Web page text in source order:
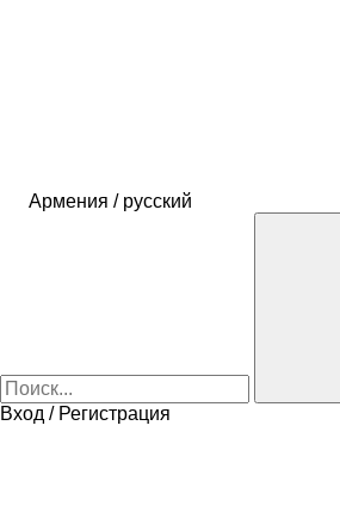
Армения / русский
Вход / Регистрация